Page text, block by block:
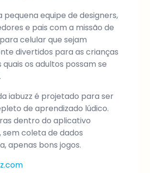
pequena equipe de designers,
e pais com a missão de
celular que sejam
divertidos para as crianças
os adultos possam se
iabuzz é projetado para ser
de aprendizado lúdico.
dentro do aplicativo
sem coleta de dados
apenas bons jogos.